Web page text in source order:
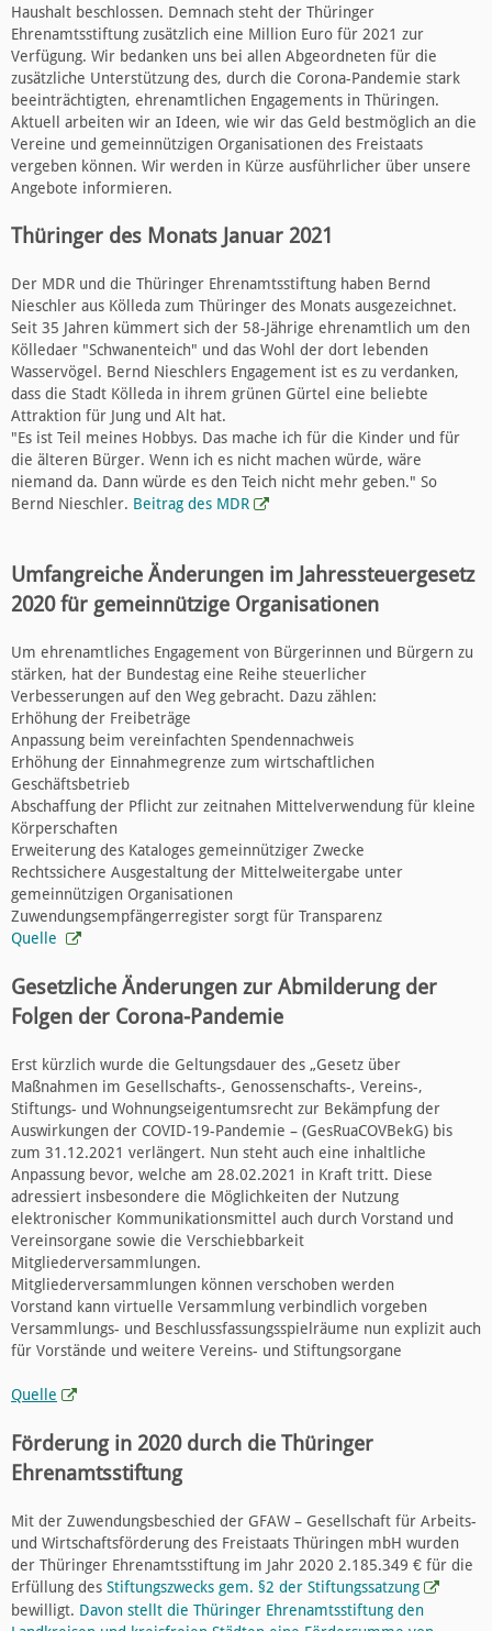
Haushalt beschlossen. Demnach steht der Thüringer
Ehrenamtsstiftung zusätzlich eine Million Euro für 2021 zur
Verfügung. Wir bedanken uns bei allen Abgeordneten für die
zusätzliche Unterstützung des, durch die Corona-Pandemie stark
beeinträchtigten, ehrenamtlichen Engagements in Thüringen.
Aktuell arbeiten wir an Ideen, wie wir das Geld bestmöglich an die
Vereine und gemeinnützigen Organisationen des Freistaats
vergeben können. Wir werden in Kürze ausführlicher über unsere
Angebote informieren.
Thüringer des Monats Januar 2021
Der MDR und die Thüringer Ehrenamtsstiftung haben Bernd
Nieschler aus Kölleda zum Thüringer des Monats ausgezeichnet.
Seit 35 Jahren kümmert sich der 58-Jährige ehrenamtlich um den
Kölledaer "Schwanenteich" und das Wohl der dort lebenden
Wasservögel. Bernd Nieschlers Engagement ist es zu verdanken,
dass die Stadt Kölleda in ihrem grünen Gürtel eine beliebte
Attraktion für Jung und Alt hat.
"Es ist Teil meines Hobbys. Das mache ich für die Kinder und für
die älteren Bürger. Wenn ich es nicht machen würde, wäre
niemand da. Dann würde es den Teich nicht mehr geben." So
Bernd Nieschler. Beitrag des MDR
Umfangreiche Änderungen im Jahressteuergesetz
2020 für gemeinnützige Organisationen
Um ehrenamtliches Engagement von Bürgerinnen und Bürgern zu
stärken, hat der Bundestag eine Reihe steuerlicher
Verbesserungen auf den Weg gebracht. Dazu zählen:
Erhöhung der Freibeträge
Anpassung beim vereinfachten Spendennachweis
Erhöhung der Einnahmegrenze zum wirtschaftlichen
Geschäftsbetrieb
Abschaffung der Pflicht zur zeitnahen Mittelverwendung für kleine
Körperschaften
Erweiterung des Kataloges gemeinnütziger Zwecke
Rechtssichere Ausgestaltung der Mittelweitergabe unter
gemeinnützigen Organisationen
Zuwendungsempfängerregister sorgt für Transparenz
Quelle
Gesetzliche Änderungen zur Abmilderung der
Folgen der Corona-Pandemie
Erst kürzlich wurde die Geltungsdauer des „Gesetz über
Maßnahmen im Gesellschafts-, Genossenschafts-, Vereins-,
Stiftungs- und Wohnungseigentumsrecht zur Bekämpfung der
Auswirkungen der COVID-19-Pandemie – (GesRuaCOVBekG) bis
zum 31.12.2021 verlängert. Nun steht auch eine inhaltliche
Anpassung bevor, welche am 28.02.2021 in Kraft tritt. Diese
adressiert insbesondere die Möglichkeiten der Nutzung
elektronischer Kommunikationsmittel auch durch Vorstand und
Vereinsorgane sowie die Verschiebbarkeit
Mitgliederversammlungen.
Mitgliederversammlungen können verschoben werden
Vorstand kann virtuelle Versammlung verbindlich vorgeben
Versammlungs- und Beschlussfassungsspielräume nun explizit auch
für Vorstände und weitere Vereins- und Stiftungsorgane
Quelle
Förderung in 2020 durch die Thüringer
Ehrenamtsstiftung
Mit der Zuwendungsbeschied der GFAW – Gesellschaft für Arbeits-
und Wirtschaftsförderung des Freistaats Thüringen mbH wurden
der Thüringer Ehrenamtsstiftung im Jahr 2020 2.185.349 € für die
Erfüllung des Stiftungszwecks gem. §2 der Stiftungssatzung
bewilligt. Davon stellt die Thüringer Ehrenamtsstiftung den